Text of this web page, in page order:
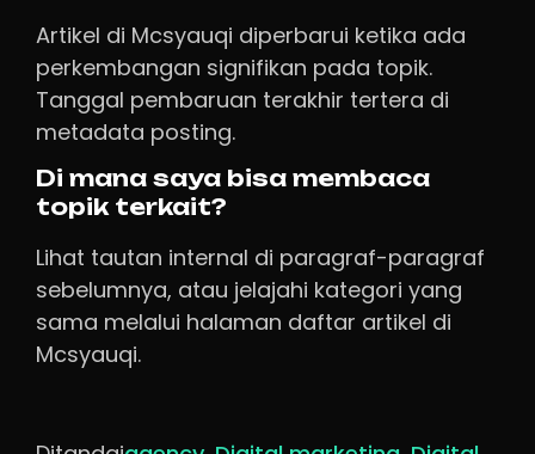
Artikel di Mcsyauqi diperbarui ketika ada
perkembangan signifikan pada topik.
Tanggal pembaruan terakhir tertera di
metadata posting.
Di mana saya bisa membaca
topik terkait?
Lihat tautan internal di paragraf-paragraf
sebelumnya, atau jelajahi kategori yang
sama melalui halaman daftar artikel di
Mcsyauqi.